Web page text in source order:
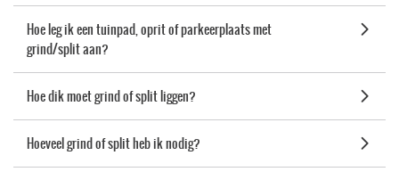
Hoe leg ik een tuinpad, oprit of parkeerplaats met
grind/split aan?
Hoe dik moet grind of split liggen?
Hoeveel grind of split heb ik nodig?